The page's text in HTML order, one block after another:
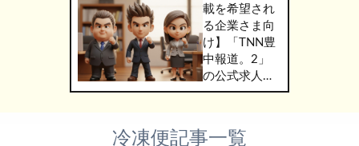
載を希望され
る企業さま向
け】「TNN豊
中報道。2」
の公式求人情
報サービス
WORK」のご
掲載につきま
冷凍便記事一覧